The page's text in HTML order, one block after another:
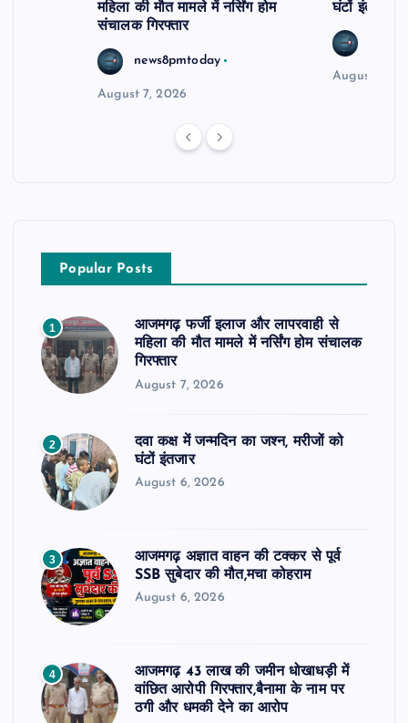
महिला की मौत मामले में नर्सिंग होम
संचालक गिरफ्तार
news8pmtoday
August 7, 2026
घंटों इंतजार
August 6,
Popular Posts
1
आजमगढ़ फर्जी इलाज और लापरवाही से
महिला की मौत मामले में नर्सिंग होम संचालक
गिरफ्तार
August 7, 2026
2
दवा कक्ष में जन्मदिन का जश्न, मरीजों को
घंटों इंतजार
August 6, 2026
3
आजमगढ़ अज्ञात वाहन की टक्कर से पूर्व
SSB सुबेदार की मौत,मचा कोहराम
August 6, 2026
4
आजमगढ़ 43 लाख की जमीन धोखाधड़ी में
वांछित आरोपी गिरफ्तार,बैनामा के नाम पर
ठगी और धमकी देने का आरोप